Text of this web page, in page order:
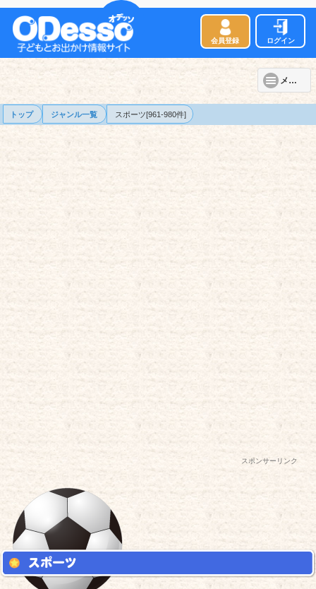
会員登録 ログイン
メニュー
トップ ジャンル一覧 スポーツ[961-980件]
スポンサーリンク